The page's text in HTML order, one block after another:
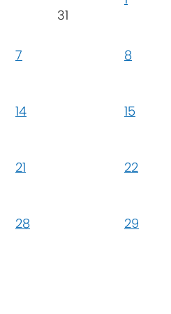
31
7 8
14 15
21 22
28 29